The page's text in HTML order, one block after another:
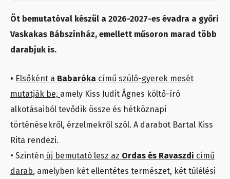
Öt bemutatóval készül a 2026-2027-es évadra a győri
Vaskakas Bábszínház, emellett műsoron marad több
darabjuk is.
• Elsőként a Babaróka című szülő-gyerek mesét
mutatják be, amely Kiss Judit Ágnes költő-író
alkotásaiból tevődik össze és hétköznapi
történésekről, érzelmekről szól. A darabot Bartal Kiss
Rita rendezi.
• Szintén új bemutató lesz az Ordas és Ravaszdi című
darab, amelyben két ellentétes természet, két túlélési